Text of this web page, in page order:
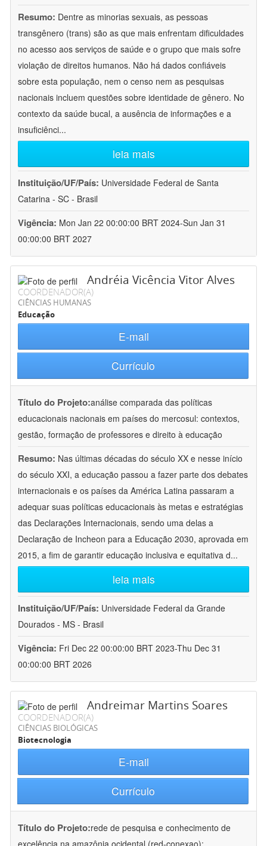
Resumo: Dentre as minorias sexuais, as pessoas
transgênero (trans) são as que mais enfrentam dificuldades
no acesso aos serviços de saúde e o grupo que mais sofre
violação de direitos humanos. Não há dados confiáveis
sobre esta população, nem o censo nem as pesquisas
nacionais incluem questões sobre identidade de gênero. No
contexto da saúde bucal, a ausência de informações e a
insuficiênci...
leia mais
Instituição/UF/País: Universidade Federal de Santa
Catarina - SC - Brasil
Vigência: Mon Jan 22 00:00:00 BRT 2024-Sun Jan 31
00:00:00 BRT 2027
Andréia Vicência Vitor Alves
COORDENADOR(A)
CIÊNCIAS HUMANAS
Educação
E-mail
Currículo
Título do Projeto:análise comparada das políticas
educacionais nacionais em países do mercosul: contextos,
gestão, formação de professores e direito à educação
Resumo: Nas últimas décadas do século XX e nesse início
do século XXI, a educação passou a fazer parte dos debates
internacionais e os países da América Latina passaram a
adequar suas políticas educacionais às metas e estratégias
das Declarações Internacionais, sendo uma delas a
Declaração de Incheon para a Educação 2030, aprovada em
2015, a fim de garantir educação inclusiva e equitativa d...
leia mais
Instituição/UF/País: Universidade Federal da Grande
Dourados - MS - Brasil
Vigência: Fri Dec 22 00:00:00 BRT 2023-Thu Dec 31
00:00:00 BRT 2026
Andreimar Martins Soares
COORDENADOR(A)
CIÊNCIAS BIOLÓGICAS
Biotecnologia
E-mail
Currículo
Título do Projeto:rede de pesquisa e conhecimento de